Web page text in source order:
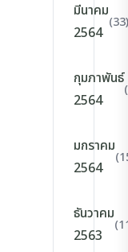
มีนาคม
2564
(33)
กุมภาพันธ์
2564
มกราคม
2564
ธันวาคม
2563